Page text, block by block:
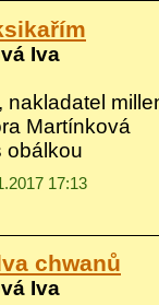
Iva
nakladatel
Martínková
obálkou
17:13
chwanů
Iva